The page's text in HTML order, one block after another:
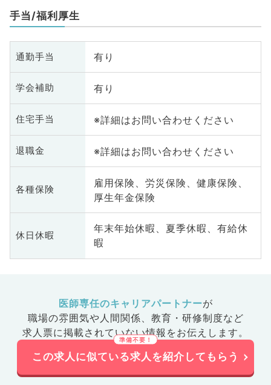
手当/福利厚生
通勤手当 有り
学会補助 有り
住宅手当 ※詳細はお問い合わせください
退職金 ※詳細はお問い合わせください
各種保険
雇用保険、労災保険、健康保険、
厚生年金保険
休日休暇
年末年始休暇、夏季休暇、有給休
暇
医師専任のキャリアパートナーが
職場の雰囲気や人間関係、 教育・研修制度など
求人票に掲載されていない情報をお伝えします。
この求人に似ている求人を紹介してもらう